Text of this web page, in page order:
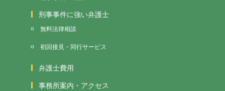
刑事事件に強い弁護士
無料法律相談
初回接見・同行サービス
弁護士費用
事務所案内・アクセス